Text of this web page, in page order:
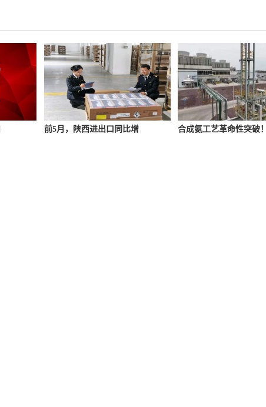
前5月，陕西进出口同比增 合成氨工艺革命性突破！